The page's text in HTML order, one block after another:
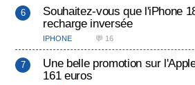
Souhaitez-vous que l'iPhone
recharge inversée
IPHONE 💬 16
Une belle promotion sur
161 euros